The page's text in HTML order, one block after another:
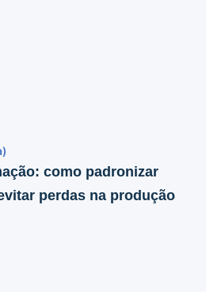
como padronizar
perdas na produção